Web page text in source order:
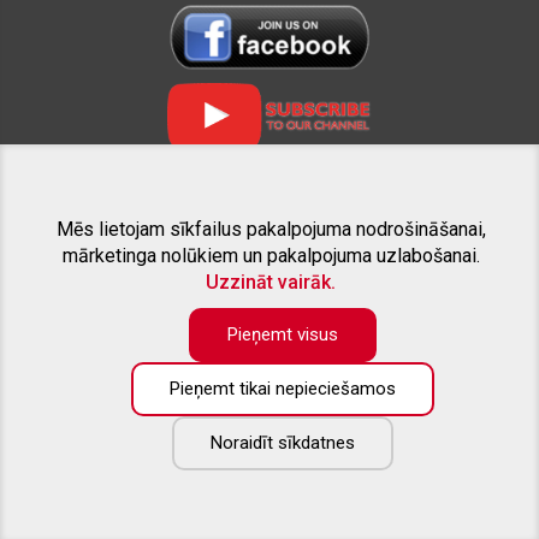
SAISTĪTIE PROJEKTI
Preču katalogā pieejama tikai daļa no piedāvāto preču apjoma. Ja
nesanāk atrast interesējošo aprīkojumu savam pikapam - droši
zvaniet, vai rakstiet uz e-pastu. Labprāt sniegsim konsultāciju un
izveidosim Jūsu vēlmēm atbilstošu individuālu piedāvājumu.
Mēs lietojam sīkfailus pakalpojuma nodrošināšanai,
mārketinga nolūkiem un pakalpojuma uzlabošanai.
Uzzināt vairāk.
Pieņemt visus
Pieņemt tikai nepieciešamos
Noraidīt sīkdatnes